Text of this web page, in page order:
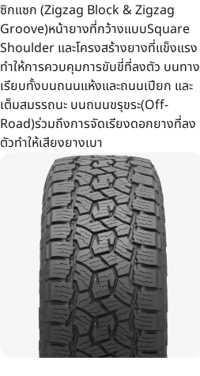
ซิกแซก (Zigzag Block & Zigzag
Groove)หน้ายางที่กว้างแบบSquare
Shoulder และโครงสร้างยางที่แข็งแรง
ทำให้การควบคุมการขับขี่ที่ลงตัว บนทาง
เรียบทั้งบนถนนแห้งและถนนเปียก และ
เต็มสมรรถนะ บนถนนขรุขระ(Off-
Road)ร่วมถึงการจัดเรียงดอกยางที่ลง
ตัวทำให้เสียงยางเบา